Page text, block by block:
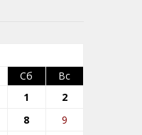
Сб
Вс
1
2
8
9